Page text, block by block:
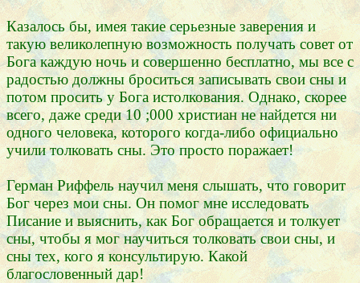
Казалось бы, имея такие серьезные заверения и
такую великолепную возможность получать совет от
Бога каждую ночь и совершенно бесплатно, мы все с
радостью должны броситься записывать свои сны и
потом просить у Бога истолкования. Однако, скорее
всего, даже среди 10 ;000 христиан не найдется ни
одного человека, которого когда-либо официально
учили толковать сны. Это просто поражает!
Герман Риффель научил меня слышать, что говорит
Бог через мои сны. Он помог мне исследовать
Писание и выяснить, как Бог обращается и толкует
сны, чтобы я мог научиться толковать свои сны, и
сны тех, кого я консультирую. Какой
благословенный дар!